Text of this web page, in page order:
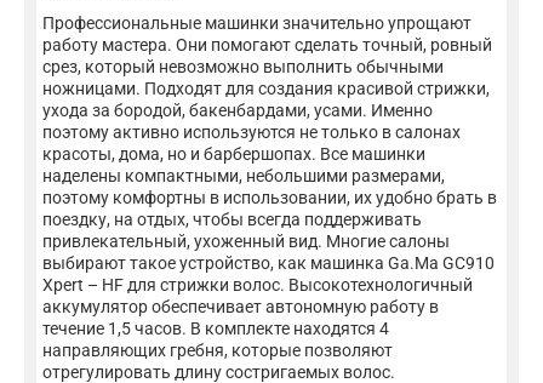
Профессиональные машинки значительно упрощают
работу мастера. Они помогают сделать точный, ровный
срез, который невозможно выполнить обычными
ножницами. Подходят для создания красивой стрижки,
ухода за бородой, бакенбардами, усами. Именно
поэтому активно используются не только в салонах
красоты, дома, но и барбершопах. Все машинки
наделены компактными, небольшими размерами,
поэтому комфортны в использовании, их удобно брать в
поездку, на отдых, чтобы всегда поддерживать
привлекательный, ухоженный вид. Многие салоны
выбирают такое устройство, как машинка Ga.Ma GC910
Xpert – HF для стрижки волос. Высокотехнологичный
аккумулятор обеспечивает автономную работу в
течение 1,5 часов. В комплекте находятся 4
направляющих гребня, которые позволяют
отрегулировать длину состригаемых волос.